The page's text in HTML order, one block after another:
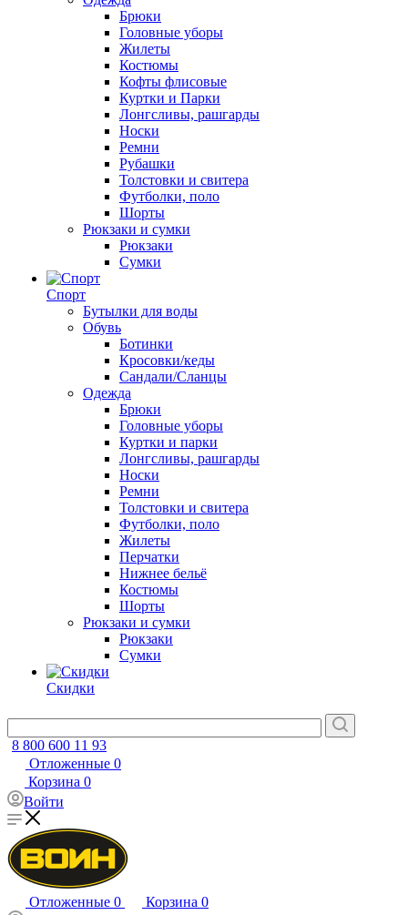
Брюки
Головные уборы
Жилеты
Костюмы
Кофты флисовые
Куртки и Парки
Лонгсливы, рашгарды
Носки
Ремни
Рубашки
Толстовки и свитера
Футболки, поло
Шорты
Рюкзаки и сумки
Рюкзаки
Сумки
Спорт
Бутылки для воды
Обувь
Ботинки
Кросовки/кеды
Сандали/Сланцы
Одежда
Брюки
Головные уборы
Куртки и парки
Лонгсливы, рашгарды
Носки
Ремни
Толстовки и свитера
Футболки, поло
Жилеты
Перчатки
Нижнее бельё
Костюмы
Шорты
Рюкзаки и сумки
Рюкзаки
Сумки
Скидки
8 800 600 11 93
Отложенные 0
Корзина 0
Войти
Отложенные 0 Корзина 0